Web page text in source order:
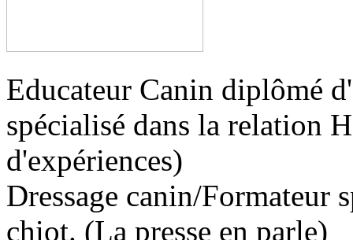
Educateur Canin diplômé
spécialisé dans la relation
d'expériences)
Dressage canin/Formateur
chiot. (La presse en parle)